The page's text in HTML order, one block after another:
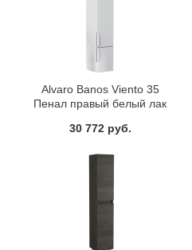
Alvaro Banos Viento 35
Пенал правый белый лак
30 772 руб.